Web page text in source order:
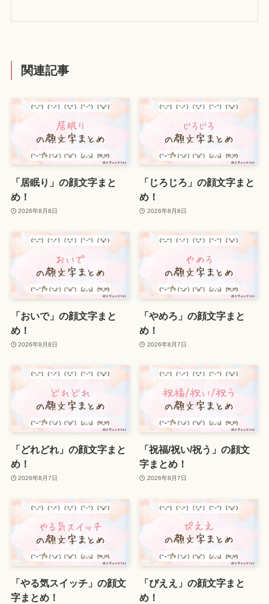
関連記事
「居眠り」の顔文字まと
め！
2026年8月8日
「じろじろ」の顔文字まと
め！
2026年8月8日
「おいで」の顔文字まと
め！
2026年8月8日
「やめろ」の顔文字まと
め！
2026年8月7日
「どれどれ」の顔文字まと
め！
2026年8月7日
「祝福/祝い/祝う」の顔文
字まとめ！
2026年8月7日
「やる気スイッチ」の顔文
字まとめ！
「ぴええ」の顔文字まと
め！